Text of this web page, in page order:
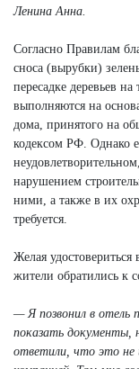
Ленина Анна.
Согласно Правилам
сноса (вырубки)
пересадке деревьев
выполняются на
дома, принятого на
кодексом РФ. Однако
нарушением
ними, а также в их
требуется.
Желая
жители обратились к
— Я позвонил в отель
показать документы,
ответили, что это не